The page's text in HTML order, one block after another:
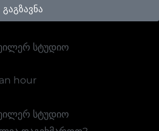
გაგზავნა
hour